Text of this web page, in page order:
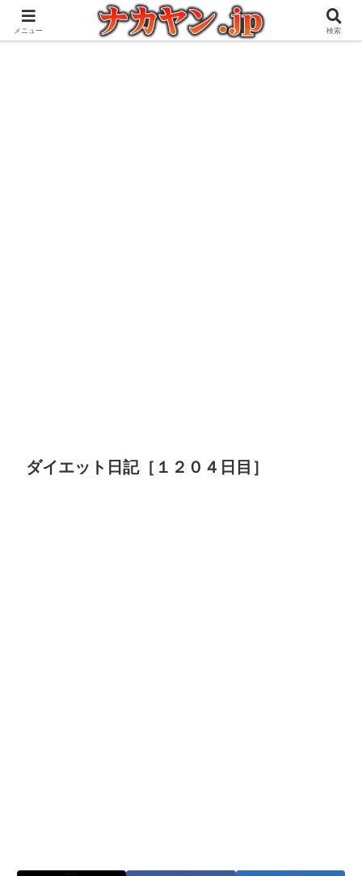
アウトドアとガジェット好きな管理人の愉快な日々を綴るブログ
ダイエット日記［１２０４日目］
メニュー 検索